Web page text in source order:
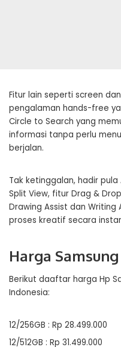
Fitur lain seperti screen
pengalaman hands-free
Circle to Search yang
informasi tanpa perlu
berjalan.
Tak ketinggalan, hadir
Split View, fitur Drag &
Drawing Assist dan
proses kreatif secara
Harga
Berikut daaftar harga Hp
Indonesia:
12/256GB : Rp 28.499.000
12/512GB : Rp 31.499.000